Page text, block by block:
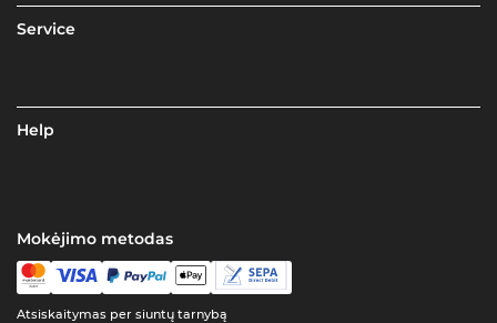
Service
Help
Mokėjimo metodas
Atsiskaitymas per siuntų tarnybą